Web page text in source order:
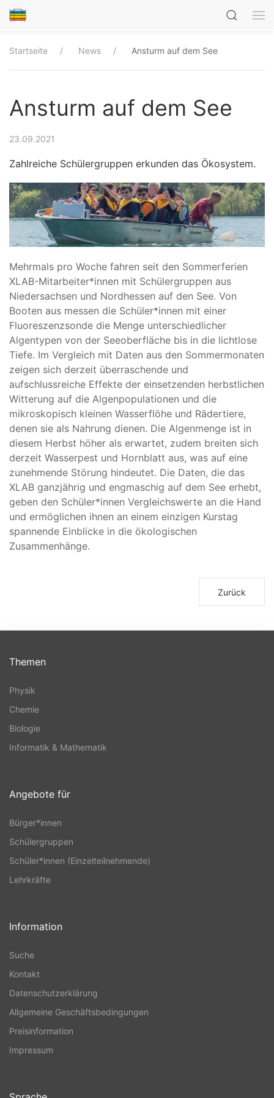
Startseite News Ansturm auf dem See
Ansturm auf dem See
23.09.2021
Zahlreiche Schülergruppen erkunden das Ökosystem.
Mehrmals pro Woche fahren seit den Sommerferien
XLAB-Mitarbeiter*innen mit Schülergruppen aus
Niedersachsen und Nordhessen auf den See. Von
Booten aus messen die Schüler*innen mit einer
Fluoreszenzsonde die Menge unterschiedlicher
Algentypen von der Seeoberfläche bis in die lichtlose
Tiefe. Im Vergleich mit Daten aus den Sommermonaten
zeigen sich derzeit überraschende und
aufschlussreiche Effekte der einsetzenden herbstlichen
Witterung auf die Algenpopulationen und die
mikroskopisch kleinen Wasserflöhe und Rädertiere,
denen sie als Nahrung dienen. Die Algenmenge ist in
diesem Herbst höher als erwartet, zudem breiten sich
derzeit Wasserpest und Hornblatt aus, was auf eine
zunehmende Störung hindeutet. Die Daten, die das
XLAB ganzjährig und engmaschig auf dem See erhebt,
geben den Schüler*innen Vergleichswerte an die Hand
und ermöglichen ihnen an einem einzigen Kurstag
spannende Einblicke in die ökologischen
Zusammenhänge.
Zurück
Themen
Physik
Chemie
Biologie
Informatik & Mathematik
Angebote für
Bürger*innen
Schülergruppen
Schüler*innen (Einzelteilnehmende)
Lehrkräfte
Information
Suche
Kontakt
Datenschutzerklärung
Allgemeine Geschäftsbedingungen
Preisinformation
Impressum